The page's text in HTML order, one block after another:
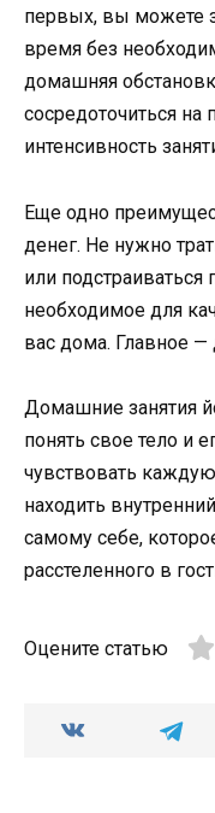
первых, вы можете
время без
домашняя
сосредоточиться на
интенсивность
Еще одно
денег. Не нужно
или подстраиваться
необходимое для
вас дома. Главное —
Домашние занятия
понять свое тело и
чувствовать
находить
самому себе,
расстеленного в
Оцените статью